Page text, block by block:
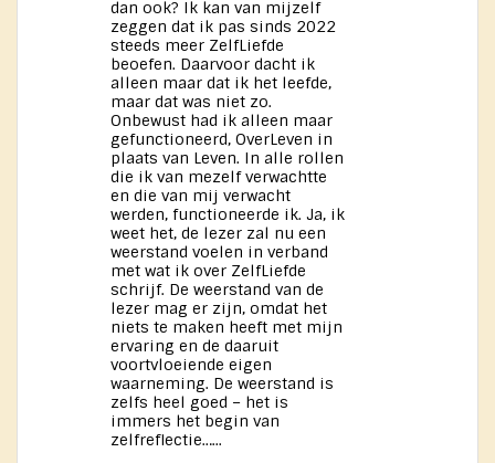
dan ook? Ik kan van mijzelf
zeggen dat ik pas sinds 2022
steeds meer ZelfLiefde
beoefen. Daarvoor dacht ik
alleen maar dat ik het leefde,
maar dat was niet zo.
Onbewust had ik alleen maar
gefunctioneerd, OverLeven in
plaats van Leven. In alle rollen
die ik van mezelf verwachtte
en die van mij verwacht
werden, functioneerde ik. Ja, ik
weet het, de lezer zal nu een
weerstand voelen in verband
met wat ik over ZelfLiefde
schrijf. De weerstand van de
lezer mag er zijn, omdat het
niets te maken heeft met mijn
ervaring en de daaruit
voortvloeiende eigen
waarneming. De weerstand is
zelfs heel goed – het is
immers het begin van
zelfreflectie…...